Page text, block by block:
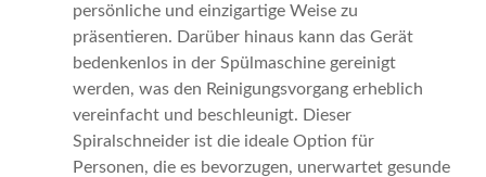
persönliche und einzigartige Weise zu
präsentieren. Darüber hinaus kann das Gerät
bedenkenlos in der Spülmaschine gereinigt
werden, was den Reinigungsvorgang erheblich
vereinfacht und beschleunigt. Dieser
Spiralschneider ist die ideale Option für
Personen, die es bevorzugen, unerwartet gesunde